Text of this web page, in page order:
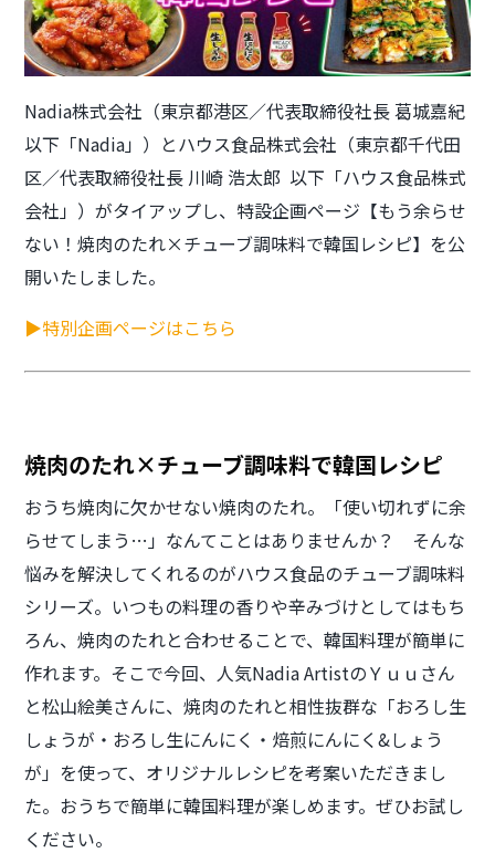
Nadia株式会社（東京都港区／代表取締役社長 葛城嘉紀
以下「Nadia」）とハウス食品株式会社（東京都千代田
区／代表取締役社長 川崎 浩太郎 以下「ハウス食品株式
会社」）がタイアップし、特設企画ページ【もう余らせ
ない！焼肉のたれ×チューブ調味料で韓国レシピ】を公
開いたしました。
▶特別企画ページはこちら
焼肉のたれ×チューブ調味料で韓国レシピ
おうち焼肉に欠かせない焼肉のたれ。「使い切れずに余
らせてしまう…」なんてことはありませんか？ そんな
悩みを解決してくれるのがハウス食品のチューブ調味料
シリーズ。いつもの料理の香りや辛みづけとしてはもち
ろん、焼肉のたれと合わせることで、韓国料理が簡単に
作れます。そこで今回、人気Nadia ArtistのＹｕｕさん
と松山絵美さんに、焼肉のたれと相性抜群な「おろし生
しょうが・おろし生にんにく・焙煎にんにく&しょう
が」を使って、オリジナルレシピを考案いただきまし
た。おうちで簡単に韓国料理が楽しめます。ぜひお試し
ください。